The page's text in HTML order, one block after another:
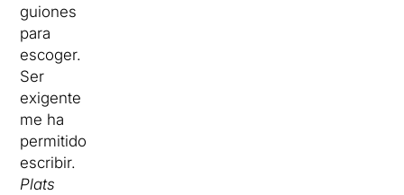
guiones
para
escoger.
Ser
exigente
me ha
permitido
escribir.
Plats